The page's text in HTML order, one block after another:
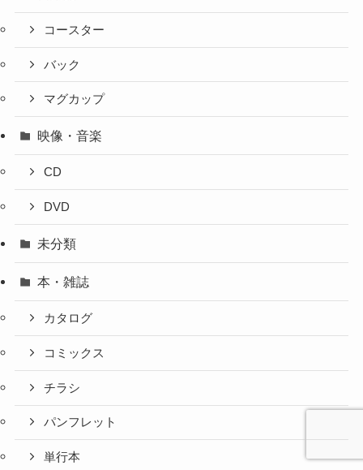
コースター
バック
マグカップ
映像・音楽
CD
DVD
未分類
本・雑誌
カタログ
コミックス
チラシ
パンフレット
単行本